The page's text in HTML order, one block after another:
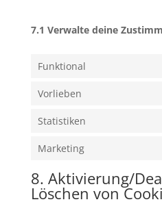
7.1 Verwalte deine
Funktional
Vorlieben
Statistiken
Marketing
8. Aktivierung/
Löschen von